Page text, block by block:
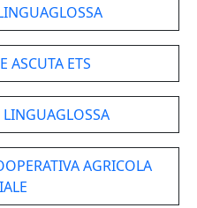
ASCUTA ETS
AGRICOLA